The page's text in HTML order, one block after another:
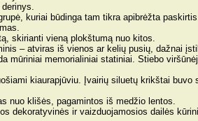
kuriai būdinga tam tikra apibrėžta
skirianti vieną plokštumą nuo kitos.
– atviras iš vienos ar kelių pusių, dažnai
mūriniai memorialiniai statiniai. Stiebo
kiaurapjūviu. Įvairių siluetų krikštai buvo
nuo klišės, pagamintos iš medžio lentos.
dekoratyvinės ir vaizduojamosios dailės